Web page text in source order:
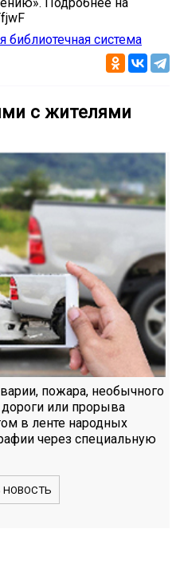
библиотечная система
с жителями
пожара, необычного
дороги или прорыва
в ленте народных
через специальную